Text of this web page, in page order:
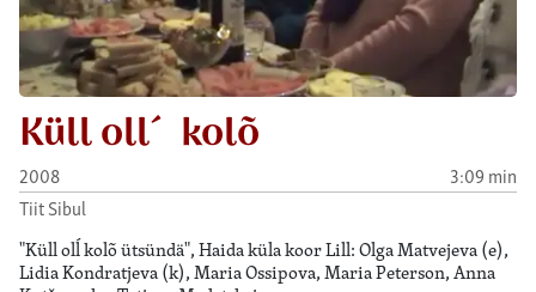
Küll oll´ kolõ
2008
3:09 min
Tiit Sibul
"Küll olĺ kolõ ütsündä", Haida küla koor Lill: Olga Matvejeva (e),
Lidia Kondratjeva (k), Maria Ossipova, Maria Peterson, Anna